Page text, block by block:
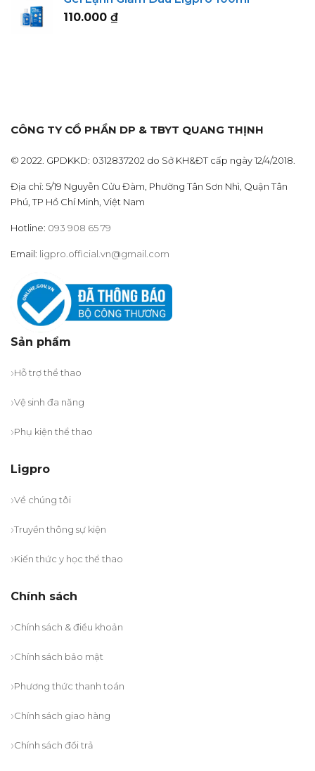
110.000 ₫
CÔNG TY CỔ PHẦN DP & TBYT QUANG THỊNH
© 2022. GPDKKD: 0312837202 do Sở KH&ĐT cấp ngày 12/4/2018.
Địa chỉ: 5/19 Nguyễn Cửu Đàm, Phường Tân Sơn Nhì, Quận Tân
Phú, TP Hồ Chí Minh, Việt Nam
Hotline: 093 908 65 79
Email: ligpro.official.vn@gmail.com
Sản phẩm
Hỗ trợ thể thao
Vệ sinh đa năng
Phụ kiện thể thao
Ligpro
Về chúng tôi
Truyền thông sự kiện
Kiến thức y học thể thao
Chính sách
Chính sách & điều khoản
Chính sách bảo mật
Phương thức thanh toán
Chính sách giao hàng
Chính sách đổi trả